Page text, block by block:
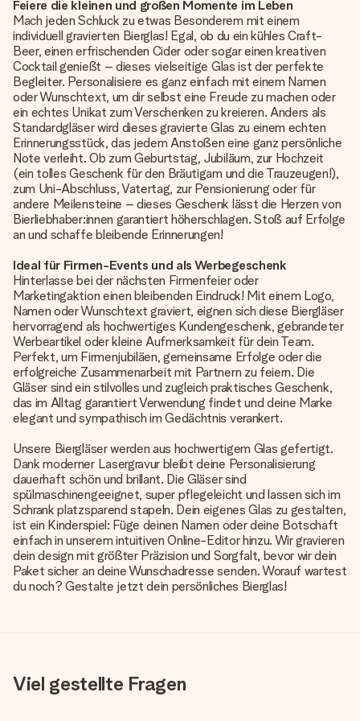
Feiere die kleinen und großen Momente im Leben
Mach jeden Schluck zu etwas Besonderem mit einem
individuell gravierten Bierglas! Egal, ob du ein kühles Craft-
Beer, einen erfrischenden Cider oder sogar einen kreativen
Cocktail genießt – dieses vielseitige Glas ist der perfekte
Begleiter. Personalisiere es ganz einfach mit einem Namen
oder Wunschtext, um dir selbst eine Freude zu machen oder
ein echtes Unikat zum Verschenken zu kreieren. Anders als
Standardgläser wird dieses gravierte Glas zu einem echten
Erinnerungsstück, das jedem Anstoßen eine ganz persönliche
Note verleiht. Ob zum Geburtstag, Jubiläum, zur Hochzeit
(ein tolles Geschenk für den Bräutigam und die Trauzeugen!),
zum Uni-Abschluss, Vatertag, zur Pensionierung oder für
andere Meilensteine – dieses Geschenk lässt die Herzen von
Bierliebhaber:innen garantiert höherschlagen. Stoß auf Erfolge
an und schaffe bleibende Erinnerungen!
Ideal für Firmen-Events und als Werbegeschenk
Hinterlasse bei der nächsten Firmenfeier oder
Marketingaktion einen bleibenden Eindruck! Mit einem Logo,
Namen oder Wunschtext graviert, eignen sich diese Biergläser
hervorragend als hochwertiges Kundengeschenk, gebrandeter
Werbeartikel oder kleine Aufmerksamkeit für dein Team.
Perfekt, um Firmenjubiläen, gemeinsame Erfolge oder die
erfolgreiche Zusammenarbeit mit Partnern zu feiern. Die
Gläser sind ein stilvolles und zugleich praktisches Geschenk,
das im Alltag garantiert Verwendung findet und deine Marke
elegant und sympathisch im Gedächtnis verankert.
Unsere Biergläser werden aus hochwertigem Glas gefertigt.
Dank moderner Lasergravur bleibt deine Personalisierung
dauerhaft schön und brillant. Die Gläser sind
spülmaschinengeeignet, super pflegeleicht und lassen sich im
Schrank platzsparend stapeln. Dein eigenes Glas zu gestalten,
ist ein Kinderspiel: Füge deinen Namen oder deine Botschaft
einfach in unserem intuitiven Online-Editor hinzu. Wir gravieren
dein design mit größter Präzision und Sorgfalt, bevor wir dein
Paket sicher an deine Wunschadresse senden. Worauf wartest
du noch? Gestalte jetzt dein persönliches Bierglas!
Viel gestellte Fragen